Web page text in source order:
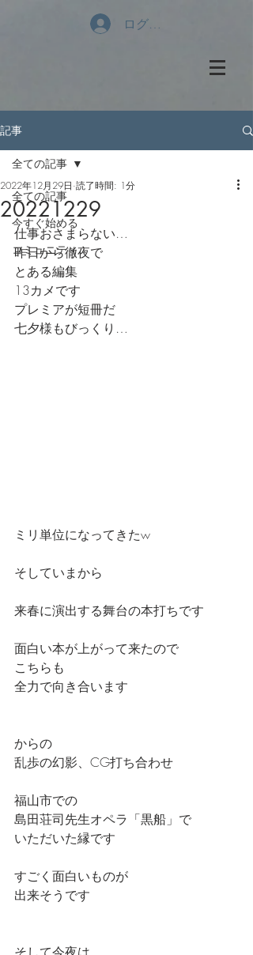
ログイン
記事
全ての記事
今すぐ始める
コミュニティ
全ての記事
20221229
2022年12月29日 読了時間: 1分
仕事おさまらない…
昨日から徹夜で
とある編集
13カメです
プレミアが短冊だ
七夕様もびっくり…
ミリ単位になってきたw
そしていまから
来春に演出する舞台の本打ちです
面白い本が上がって来たので
こちらも
全力で向き合います
からの
乱歩の幻影、CG打ち合わせ
福山市での
島田荘司先生オペラ「黒船」で
いただいた縁です
すごく面白いものが
出来そうです